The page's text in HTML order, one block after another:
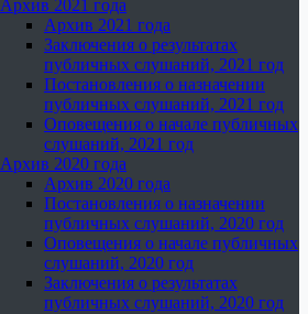
Архив 2021 года
Архив 2021 года
Заключения о результатах
публичных слушаний, 2021 год
Постановления о назначении
публичных слушаний, 2021 год
Оповещения о начале публичных
слушаний, 2021 год
Архив 2020 года
Архив 2020 года
Постановления о назначении
публичных слушаний, 2020 год
Оповещения о начале публичных
слушаний, 2020 год
Заключения о результатах
публичных слушаний, 2020 год